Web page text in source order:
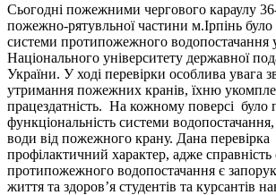
Сьогодні пожежними чергового караулу
пожежно-рятувльної частини м.Ірпінь було
системи протипожежного водопостачання
Національного університету державної
України. У ході перевірки особлива увага
утримання пожежних кранів, їхню
працездатність. На кожному поверсі було
функціональність системи
води від пожежного крану. Дана перевірка
профілактичний характер, адже справність
протипожежного водопостачання є
життя та здоров’я студентів та курсантів